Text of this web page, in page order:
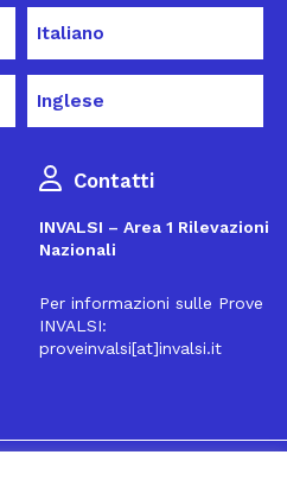
Italiano
Inglese
Contatti
INVALSI – Area 1 Rilevazioni
Nazionali
Per informazioni sulle Prove
INVALSI:
proveinvalsi[at]invalsi.it